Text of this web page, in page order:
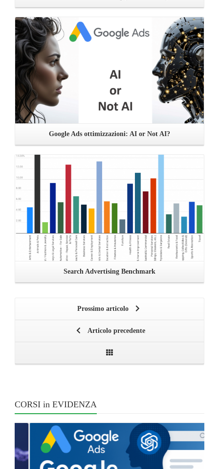
Google Ads ottimizzazioni: AI or Not AI?
Search Advertising Benchmark
Prossimo articolo
Articolo precedente
CORSI in EVIDENZA